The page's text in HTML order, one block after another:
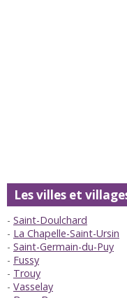
Les villes et
Saint-Doulchard
La Chapelle-Saint-Ursin
Saint-Germain-du-Puy
Fussy
Trouy
Vasselay